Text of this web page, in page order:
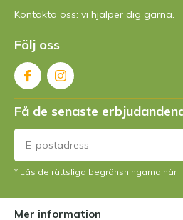
Kontakta oss: vi hjälper dig gärna.
Följ oss
Få de senaste
* Läs de rättsliga begränsningarna här
Mer information